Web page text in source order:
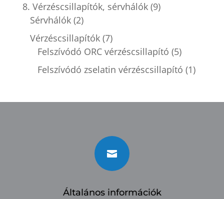
8. Vérzéscsillapítók, sérvhálók (9)
Sérvhálók (2)
Vérzéscsillapítók (7)
Felszívódó ORC vérzéscsillapító (5)
Felszívódó zselatin vérzéscsillapító (1)

Általános információk